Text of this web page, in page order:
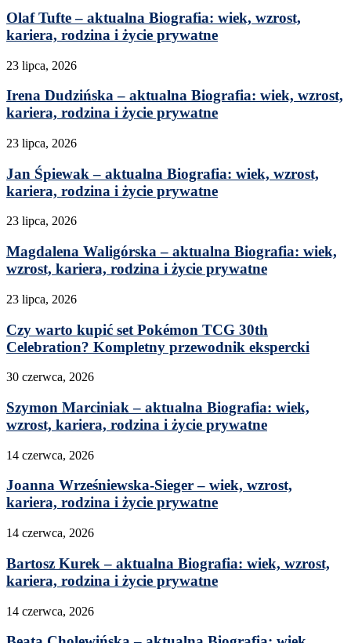
Olaf Tufte – aktualna Biografia: wiek, wzrost,
kariera, rodzina i życie prywatne
23 lipca, 2026
Irena Dudzińska – aktualna Biografia: wiek, wzrost,
kariera, rodzina i życie prywatne
23 lipca, 2026
Jan Śpiewak – aktualna Biografia: wiek, wzrost,
kariera, rodzina i życie prywatne
23 lipca, 2026
Magdalena Waligórska – aktualna Biografia: wiek,
wzrost, kariera, rodzina i życie prywatne
23 lipca, 2026
Czy warto kupić set Pokémon TCG 30th
Celebration? Kompletny przewodnik ekspercki
30 czerwca, 2026
Szymon Marciniak – aktualna Biografia: wiek,
wzrost, kariera, rodzina i życie prywatne
14 czerwca, 2026
Joanna Wrześniewska-Sieger – wiek, wzrost,
kariera, rodzina i życie prywatne
14 czerwca, 2026
Bartosz Kurek – aktualna Biografia: wiek, wzrost,
kariera, rodzina i życie prywatne
14 czerwca, 2026